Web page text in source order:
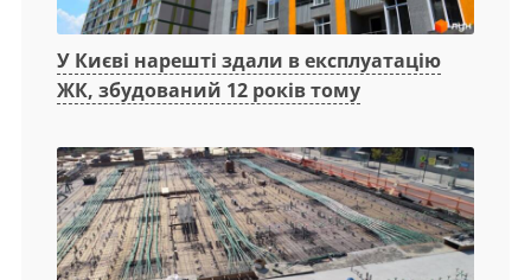
У Києві нарешті здали в експлуатацію
ЖК, збудований 12 років тому